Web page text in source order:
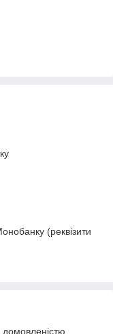
(реквізити